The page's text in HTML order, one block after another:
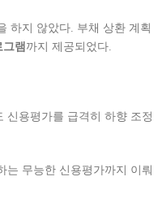
하지 않았다. 부채 상환 계획
램 까지 제공되었다.
신용평가를 급격히 하향 조정
는 무능한 신용평가까지 이뤄